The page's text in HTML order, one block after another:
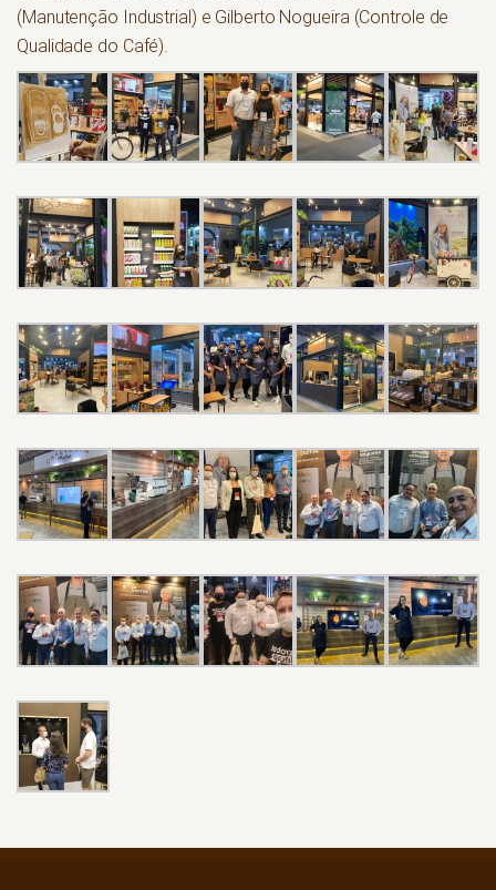
(Manutenção Industrial) e Gilberto Nogueira (Controle de
Qualidade do Café).